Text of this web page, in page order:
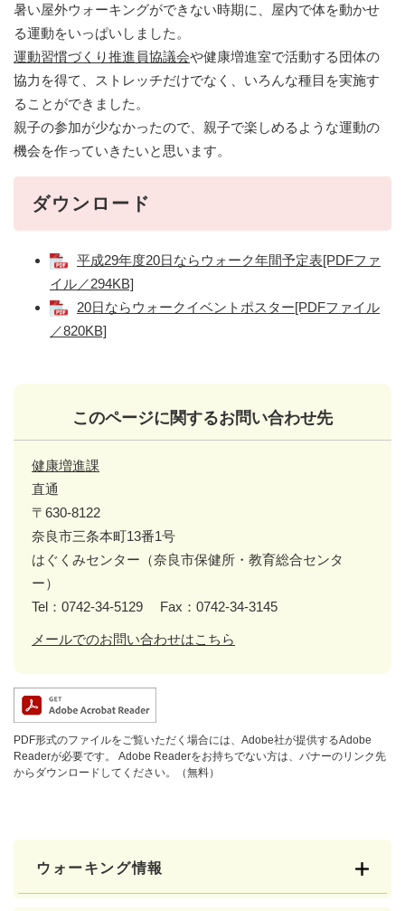
暑い屋外ウォーキングができない時期に、屋内で体を動かせ
る運動をいっぱいしました。
運動習慣づくり推進員協議会や健康増進室で活動する団体の
協力を得て、ストレッチだけでなく、いろんな種目を実施す
ることができました。
親子の参加が少なかったので、親子で楽しめるような運動の
機会を作っていきたいと思います。
ダウンロード
平成29年度20日ならウォーク年間予定表[PDFファ
イル／294KB]
20日ならウォークイベントポスター[PDFファイル
／820KB]
このページに関するお問い合わせ先
健康増進課
直通
〒630-8122
奈良市三条本町13番1号
はぐくみセンター（奈良市保健所・教育総合センタ
ー）
Tel：0742-34-5129
Fax：0742-34-3145
メールでのお問い合わせはこちら
PDF形式のファイルをご覧いただく場合には、Adobe社が提供するAdobe
Readerが必要です。
Adobe Readerをお持ちでない方は、バナーのリンク先
からダウンロードしてください。（無料）
ウォーキング情報